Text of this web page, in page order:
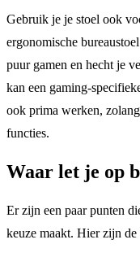
Gebruik je je stoel ook
ergonomische
puur gamen en hecht je
kan een gaming-
ook prima werken,
functies.
Waar let je op
Er zijn een paar punten
keuze maakt. Hier zijn de